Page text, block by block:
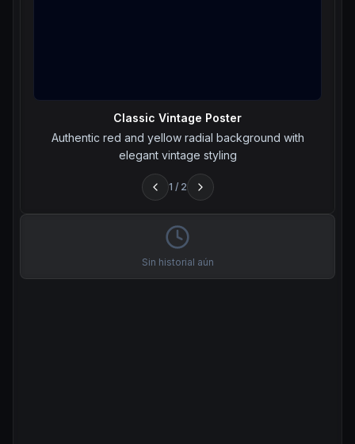
Classic Vintage Poster
Authentic red and yellow radial background with
elegant vintage styling
1 / 2
Sin historial aún